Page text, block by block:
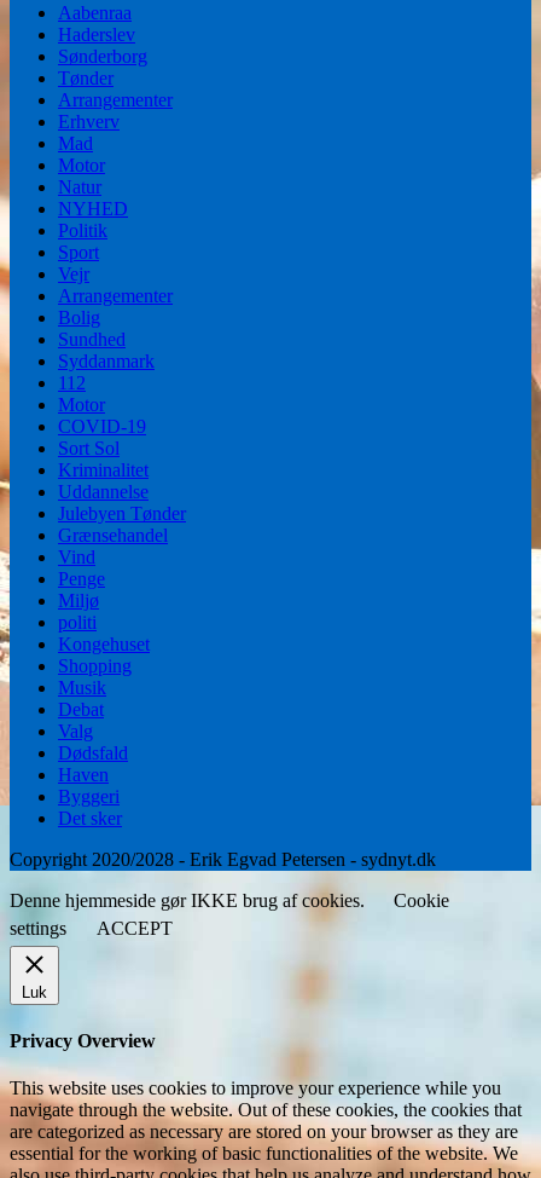
Aabenraa
Haderslev
Sønderborg
Tønder
Arrangementer
Erhverv
Mad
Motor
Natur
NYHED
Politik
Sport
Vejr
Arrangementer
Bolig
Sundhed
Syddanmark
112
Motor
COVID-19
Sort Sol
Kriminalitet
Uddannelse
Julebyen Tønder
Grænsehandel
Vind
Penge
Miljø
politi
Kongehuset
Shopping
Musik
Debat
Valg
Dødsfald
Haven
Byggeri
Det sker
Copyright 2020/2028 - Erik Egvad Petersen - sydnyt.dk
Denne hjemmeside gør IKKE brug af cookies.
Cookie
settings
ACCEPT
Luk
Privacy Overview
This website uses cookies to improve your experience while you
navigate through the website. Out of these cookies, the cookies that
are categorized as necessary are stored on your browser as they are
essential for the working of basic functionalities of the website. We